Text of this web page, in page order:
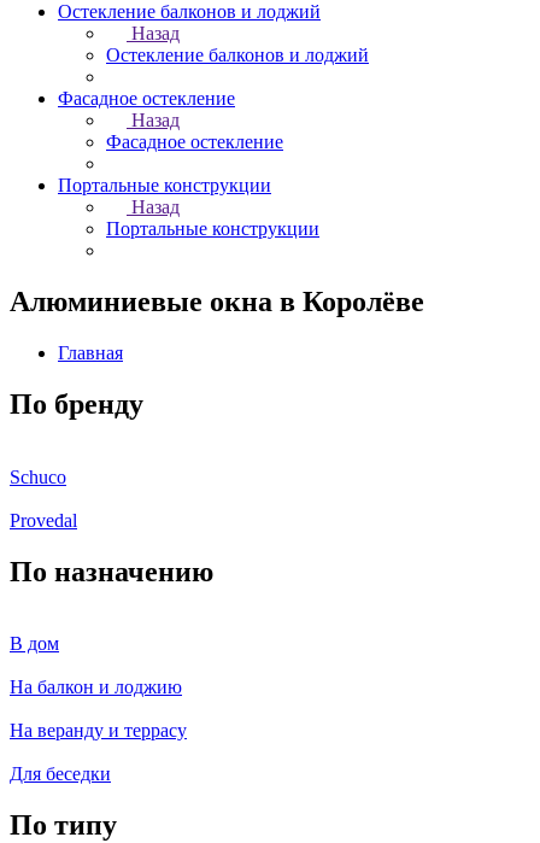
Остекление балконов и лоджий
Назад
Остекление балконов и лоджий
Фасадное остекление
Назад
Фасадное остекление
Портальные конструкции
Назад
Портальные конструкции
Алюминиевые окна в Королёве
Главная
По бренду
Schuco
Provedal
По назначению
В дом
На балкон и лоджию
На веранду и террасу
Для беседки
По типу